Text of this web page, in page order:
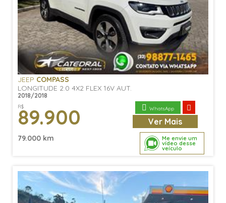
Me envie um
vídeo desse
veículo
JEEP COMPASS
LONGITUDE 2.0 4X2 FLEX 16V AUT.
2018/2018
R$
89.900 WhatsApp
Ver Mais
79.000 km